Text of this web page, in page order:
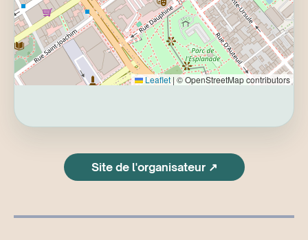
Leaflet | © OpenStreetMap contributors
Site de l'organisateur ↗